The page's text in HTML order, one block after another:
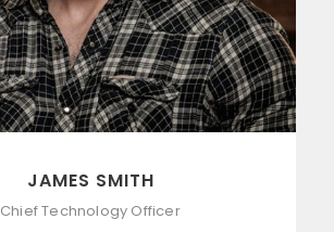
JAMES SMITH
Chief Technology Officer